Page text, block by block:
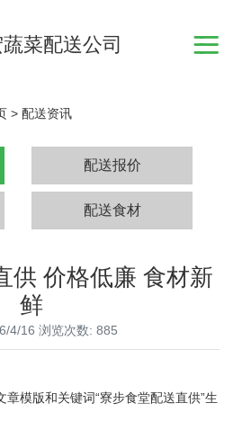
菜配送公司
> 配送资讯
配送报价
配送食材
供 价格低廉 食材新
鲜
4/16 浏览次数: 885
模版和关键词“寮步食堂配送直供”生